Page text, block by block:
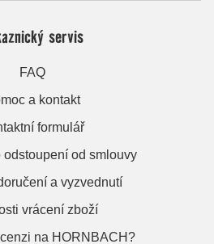
servis
FAQ
a kontakt
formulář
odstoupení od smlouvy
a vyzvednutí
vrácení zboží
na HORNBACH?